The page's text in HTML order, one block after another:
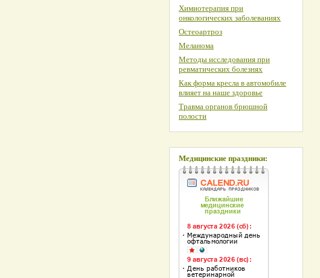
Химиотерапия при
онкологических заболеваниях
Остеоартроз
Меланома
Методы исследования при
ревматических болезнях
Как форма кресла в автомобиле
влияет на наше здоровье
Травма органов брюшной
полости
Медицинские праздники: